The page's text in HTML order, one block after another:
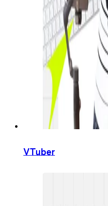
VTuber